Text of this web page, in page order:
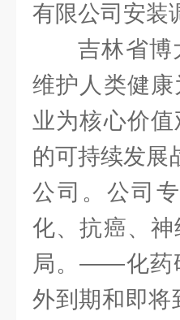
有限公司安装
吉林省博
维护人类健
业为核心价
的可持续发展
公司。公司
化、抗癌、
局。——化药
外到期和即将